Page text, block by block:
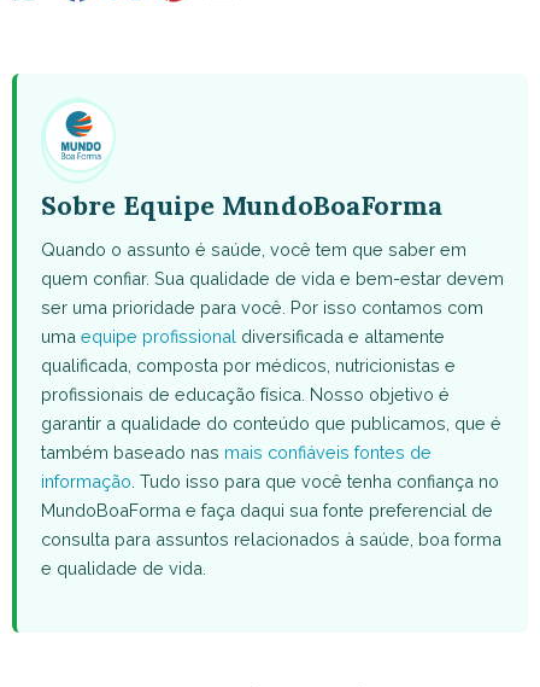
Sobre Equipe MundoBoaForma
Quando o assunto é saúde, você tem que saber em
quem confiar. Sua qualidade de vida e bem-estar devem
ser uma prioridade para você. Por isso contamos com
uma equipe profissional diversificada e altamente
qualificada, composta por médicos, nutricionistas e
profissionais de educação física. Nosso objetivo é
garantir a qualidade do conteúdo que publicamos, que é
também baseado nas mais confiáveis fontes de
informação . Tudo isso para que você tenha confiança no
MundoBoaForma e faça daqui sua fonte preferencial de
consulta para assuntos relacionados à saúde, boa forma
e qualidade de vida.